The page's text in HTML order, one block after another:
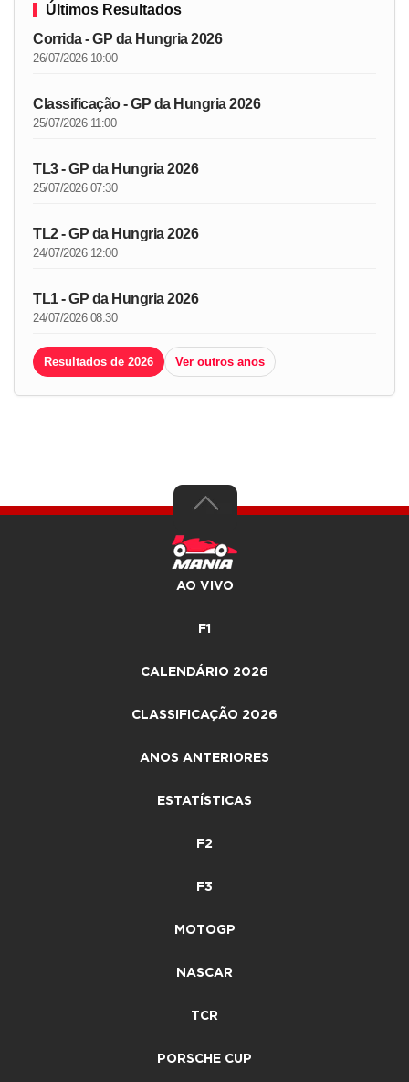
Últimos Resultados
Corrida - GP da Hungria 2026
26/07/2026 10:00
Classificação - GP da Hungria 2026
25/07/2026 11:00
TL3 - GP da Hungria 2026
25/07/2026 07:30
TL2 - GP da Hungria 2026
24/07/2026 12:00
TL1 - GP da Hungria 2026
24/07/2026 08:30
Resultados de 2026 Ver outros anos
AO VIVO
F1
CALENDÁRIO 2026
CLASSIFICAÇÃO 2026
ANOS ANTERIORES
ESTATÍSTICAS
F2
F3
MOTOGP
NASCAR
TCR
PORSCHE CUP